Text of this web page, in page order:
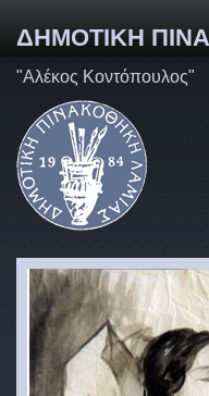
ΔΗΜΟΤΙΚΗ
"Αλέκος Κοντόπουλος"